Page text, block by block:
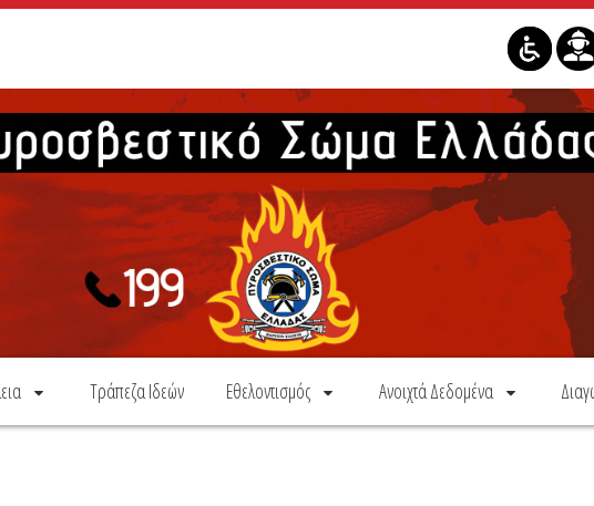
Τράπεζα Ιδεών Εθελοντισμός Ανοιχτά Δεδομένα